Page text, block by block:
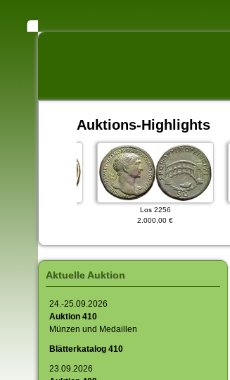
Auktions-Highlights
Los 2256
2.000,00 €
Aktuelle Auktion
24.-25.09.2026
Auktion 410
Münzen und Medaillen
Blätterkatalog 410
23.09.2026